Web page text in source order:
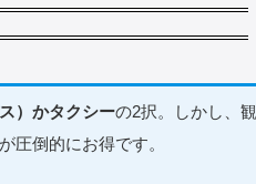
）かタクシーの2択。しかし、観
圧倒的にお得です。